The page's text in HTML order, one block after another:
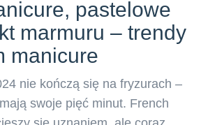
pastelowe
marmuru – trendy
manicure
nie kończą się na fryzurach –
swoje pięć minut. French